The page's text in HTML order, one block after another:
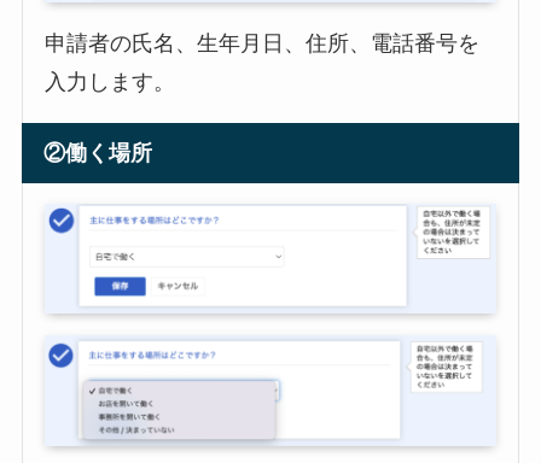
申請者の氏名、生年月日、住所、電話番号を
入力します。
②働く場所